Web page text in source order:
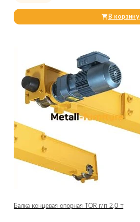
В корзину
Балка концевая опорная TOR г/п 2,0 т